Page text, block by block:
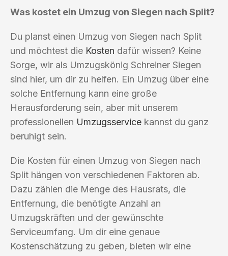
Was kostet ein Umzug von Siegen nach Split?
Du planst einen Umzug von Siegen nach Split
und möchtest die Kosten dafür wissen? Keine
Sorge, wir als Umzugskönig Schreiner Siegen
sind hier, um dir zu helfen. Ein Umzug über eine
solche Entfernung kann eine große
Herausforderung sein, aber mit unserem
professionellen Umzugsservice kannst du ganz
beruhigt sein.
Die Kosten für einen Umzug von Siegen nach
Split hängen von verschiedenen Faktoren ab.
Dazu zählen die Menge des Hausrats, die
Entfernung, die benötigte Anzahl an
Umzugskräften und der gewünschte
Serviceumfang. Um dir eine genaue
Kostenschätzung zu geben, bieten wir eine